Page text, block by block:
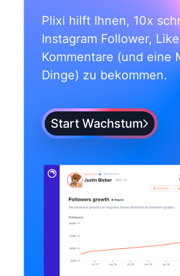
Plixi hilft Ihnen, 10x
Instagram Follower,
Kommentare (und eine
Dinge) zu bekommen.
Start Wachstum